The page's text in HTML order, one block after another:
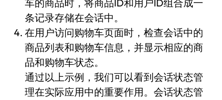
车的商品时，将商品ID和用户ID组合成一
条记录存储在会话中。
在用户访问购物车页面时，检查会话中的
商品列表和购物车信息，并显示相应的商
品和购物车状态。
通过以上示例，我们可以看到会话状态管
理在实际应用中的重要作用。会话状态管